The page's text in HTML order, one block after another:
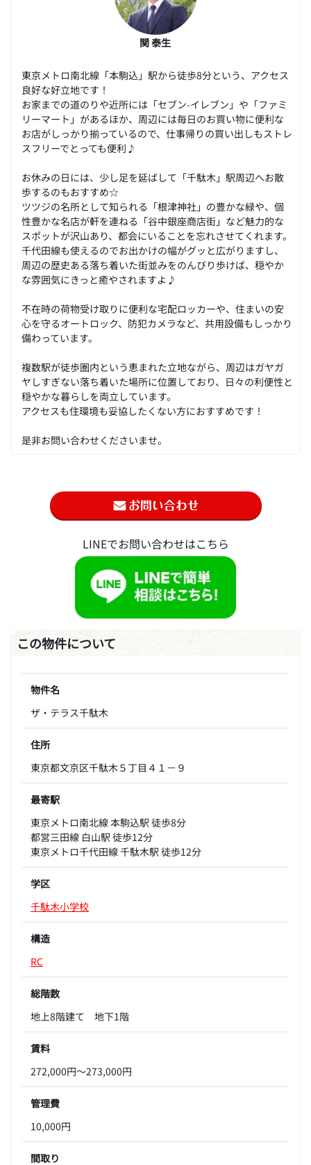
関 泰生
東京メトロ南北線「本駒込」駅から徒歩8分という、アクセス
良好な好立地です！
お家までの道のりや近所には「セブン-イレブン」や「ファミ
リーマート」があるほか、周辺には毎日のお買い物に便利な
お店がしっかり揃っているので、仕事帰りの買い出しもストレ
スフリーでとっても便利♪
お休みの日には、少し足を延ばして「千駄木」駅周辺へお散
歩するのもおすすめ☆
ツツジの名所として知られる「根津神社」の豊かな緑や、個
性豊かな名店が軒を連ねる「谷中銀座商店街」など魅力的な
スポットが沢山あり、都会にいることを忘れさせてくれます。
千代田線も使えるのでお出かけの幅がグッと広がりますし、
周辺の歴史ある落ち着いた街並みをのんびり歩けば、穏やか
な雰囲気にきっと癒やされますよ♪
不在時の荷物受け取りに便利な宅配ロッカーや、住まいの安
心を守るオートロック、防犯カメラなど、共用設備もしっかり
備わっています。
複数駅が徒歩圏内という恵まれた立地ながら、周辺はガヤガ
ヤしすぎない落ち着いた場所に位置しており、日々の利便性と
穏やかな暮らしを両立しています。
アクセスも住環境も妥協したくない方におすすめです！
是非お問い合わせくださいませ。
LINEでお問い合わせはこちら
この物件について
物件名
ザ・テラス千駄木
住所
東京都文京区千駄木５丁目４１－９
最寄駅
東京メトロ南北線 本駒込駅 徒歩8分
都営三田線 白山駅 徒歩12分
東京メトロ千代田線 千駄木駅 徒歩12分
学区
千駄木小学校
構造
RC
総階数
地上8階建て 地下1階
賃料
272,000円～273,000円
管理費
10,000円
間取り